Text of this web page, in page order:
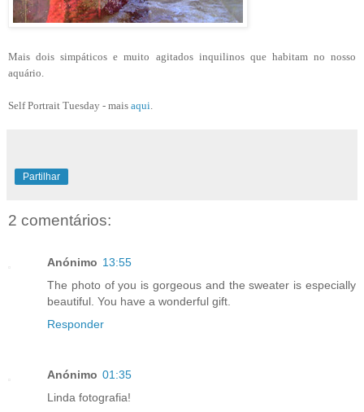
Mais dois simpáticos e muito agitados inquilinos que habitam no nosso
aquário.
Self Portrait Tuesday - mais aqui
Partilhar
2 comentários:
Anónimo 13:55
The photo of you is gorgeous and the sweater is especially
beautiful. You have a wonderful gift.
Responder
Anónimo 01:35
Linda fotografia!